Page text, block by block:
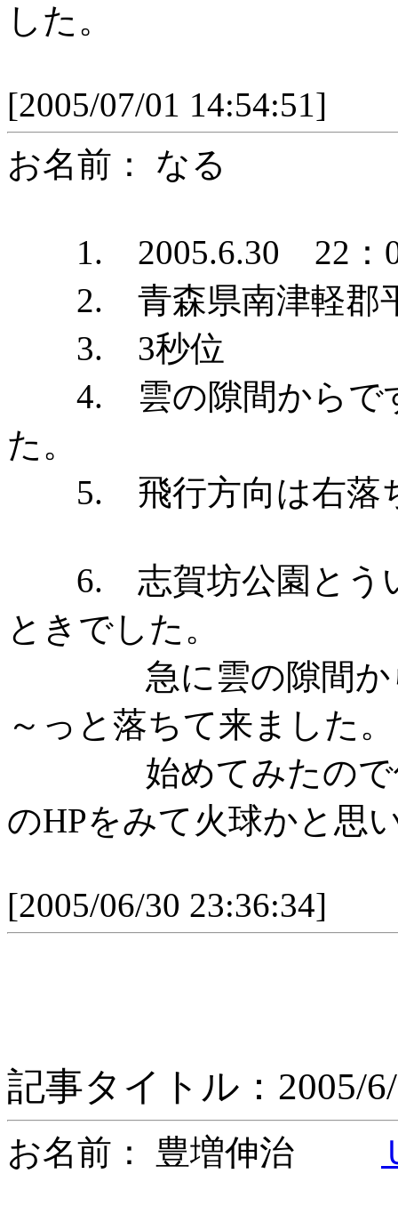
した。
[2005/07/01 14:54:51]
お名前： なる
1. 2005.6.30 22：
2. 青森県南津軽郡
3. 3秒位
4. 雲の隙間からです
た。
5. 飛行方向は右落
6. 志賀坊公園とうい
ときでした。
急に雲の隙間から
～っと落ちて来ました。
始めてみたので何
のHPをみて火球かと思
[2005/06/30 23:36:34]
記事タイトル：2005/
お名前： 豊増伸治